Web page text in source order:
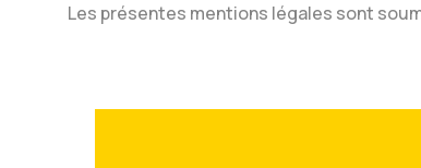
Les présentes mentions légales sont